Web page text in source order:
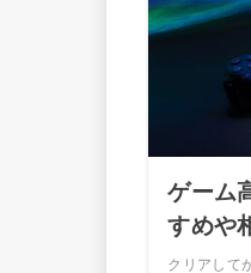
ゲーム
すめや
クリアして